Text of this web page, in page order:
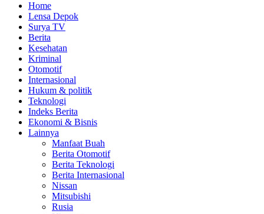
Home
Lensa Depok
Surya TV
Berita
Kesehatan
Kriminal
Otomotif
Internasional
Hukum & politik
Teknologi
Indeks Berita
Ekonomi & Bisnis
Lainnya
Manfaat Buah
Berita Otomotif
Berita Teknologi
Berita Internasional
Nissan
Mitsubishi
Rusia